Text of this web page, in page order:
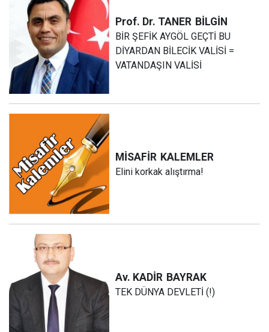
Prof. Dr. TANER BİLGİN
BİR ŞEFİK AYGÖL GEÇTİ BU
DİYARDAN BİLECİK VALİSİ =
VATANDAŞIN VALİSİ
MİSAFİR KALEMLER
Elini korkak alıştırma!
Av. KADİR BAYRAK
TEK DÜNYA DEVLETİ (!)